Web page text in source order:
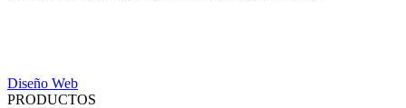
Diseño Web
PRODUCTOS